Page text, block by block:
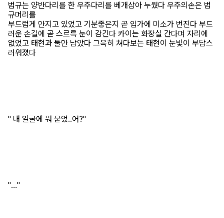
범규는 양반다리를 한 우주다리를 베개삼아 누웠다 우주의손은 범
규머리를
부드럽게 만지고 있었고 기분좋은지 곧 입가에 미소가 번진다 부드
러운 손길에 곧 스르륵 눈이 감긴다 카이는 화장실 간다며 자리에
없었고 태현과 둘만 남았다 그윽히 쳐다보는 태현이 눈빛이 부담스
러워졌다
" 내 얼굴에 뭐 묻었..어?"
"…"